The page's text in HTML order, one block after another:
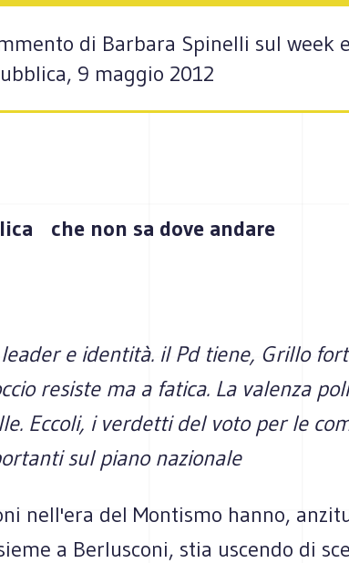
di Barbara Spinelli sul week
9 maggio 2012
che non sa dove andare
e identità. il Pd tiene, Grillo
resiste ma a fatica. La valenza
Eccoli, i verdetti del voto per le
sul piano nazionale
nell'era del Montismo hanno,
a Berlusconi, stia uscendo di